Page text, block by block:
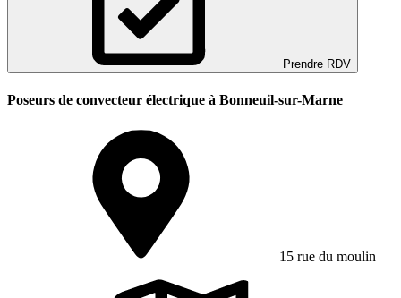
Prendre RDV
Poseurs de convecteur électrique à Bonneuil-sur-Marne
15 rue du moulin